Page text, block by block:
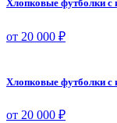
Хлопковые футболки
от 20 000 ₽
Хлопковые футболки
от 20 000 ₽